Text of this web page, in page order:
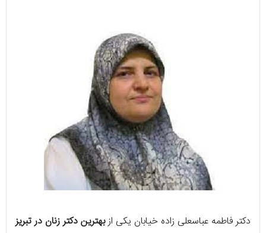
دکتر فاطمه عباسعلی زاده خیابان یکی ازبهترین دکتر زنان در تبریز